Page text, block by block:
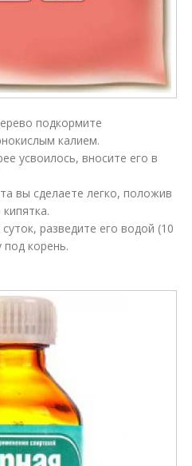
подкормите
калием.
усвоилось, вносите его в
вы сделаете легко, положив
разведите его водой (10
под корень.